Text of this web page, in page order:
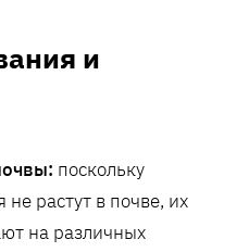
и
поскольку
растут в почве, их
на различных